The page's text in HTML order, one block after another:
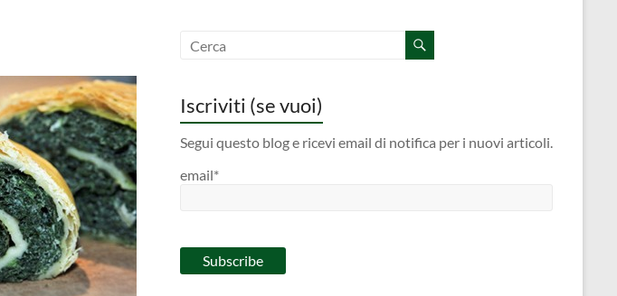
Iscriviti (se vuoi)
Segui questo blog e ricevi email di notifica per i nuovi articoli.
email*